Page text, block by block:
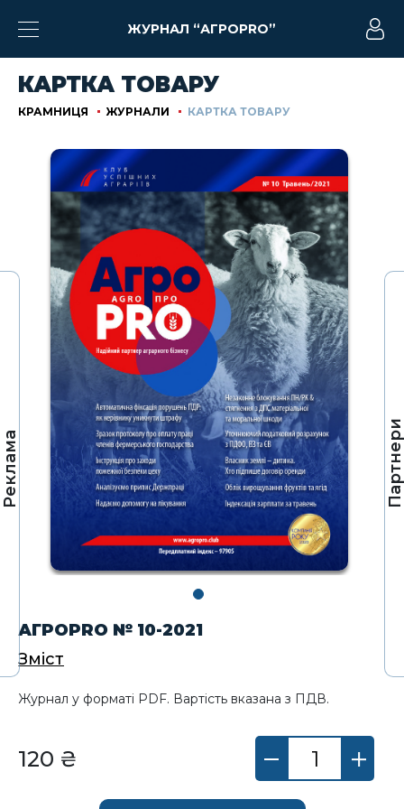
Реклама Партнери
ЖУРНАЛ “АГРОPRO”
КАРТКА ТОВАРУ
КРАМНИЦЯ ЖУРНАЛИ КАРТКА ТОВАРУ
АГРОPRO № 10-2021
Зміст
Журнал у форматі PDF. Вартість вказана з ПДВ.
120 ₴